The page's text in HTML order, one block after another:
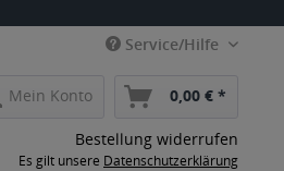
Service/Hilfe
Mein Konto 0,00 € *
Bestellung widerrufen
Es gilt unsere Datenschutzerklärung